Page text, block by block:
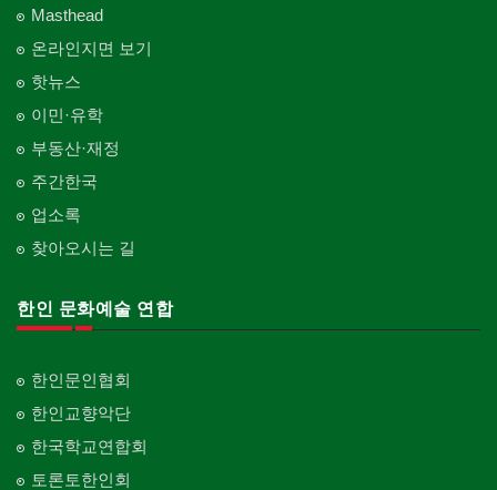
Masthead
온라인지면 보기
핫뉴스
이민·유학
부동산·재정
주간한국
업소록
찾아오시는 길
한인 문화예술 연합
한인문인협회
한인교향악단
한국학교연합회
토론토한인회